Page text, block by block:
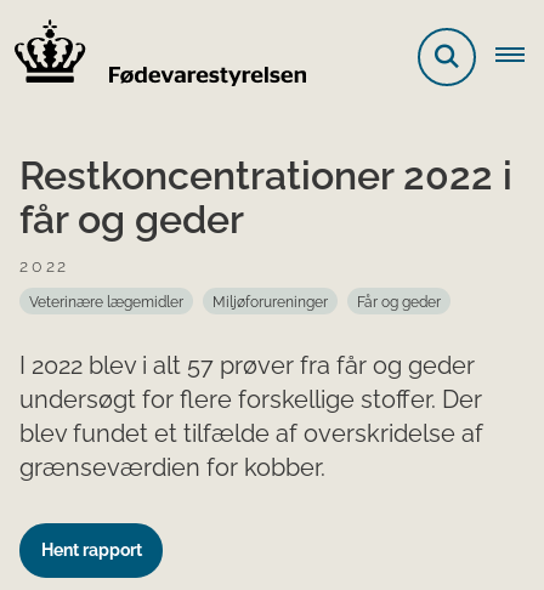
Restkoncentrationer 2022 i
får og geder
2022
Veterinære lægemidler Miljøforureninger Får og geder
I 2022 blev i alt 57 prøver fra får og geder
undersøgt for flere forskellige stoffer. Der
blev fundet et tilfælde af overskridelse af
grænseværdien for kobber.
Hent rapport